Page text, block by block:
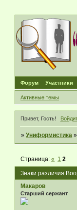
Форум Участники
Активные темы
Привет, Гость!
»Униформистика
Знаки различия
Страница:« 1 2
Макаров
Старший сержант